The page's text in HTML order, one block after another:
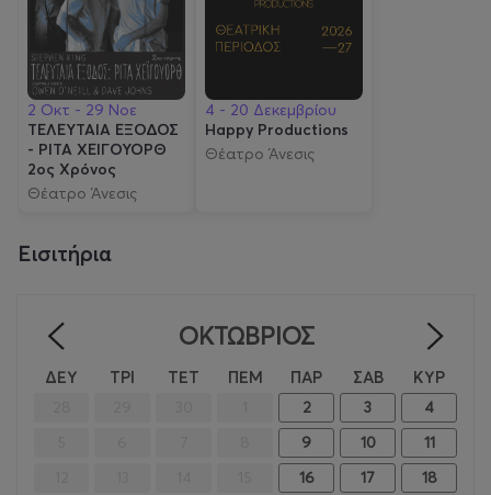
2 Οκτ - 29 Νοε
ΤΕΛΕΥΤΑΙΑ ΕΞΟΔΟΣ
- ΡΙΤΑ ΧΕΙΓΟΥΟΡΘ
2oς Χρόνος
Θέατρο Άνεσις
4 - 20 Δεκεμβρίου
Happy Productions
Θέατρο Άνεσις
Εισιτήρια
ΟΚΤΏΒΡΙΟΣ
ΔΕΥ ΤΡΙ ΤΕΤ ΠΕΜ ΠΑΡ ΣΑΒ ΚΥΡ
2 3
4
9 10
11
16 17
18